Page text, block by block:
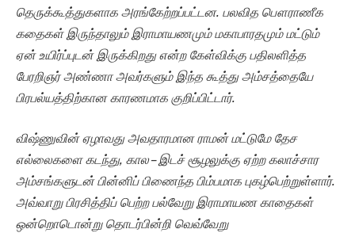
தெருக்கூத்துகளாக அரங்கேற்றப்பட்டன. பலவித பௌராணீக
கதைகள் இருந்தாலும் இராமாயணமும் மகாபாரதமும் மட்டும்
ஏன் உயிர்ப்புடன் இருக்கிறது என்ற கேள்விக்கு பதிலளித்த
பேரறிஞர் அண்ணா அவர்களும் இந்த கூத்து அம்சத்தையே
பிரபல்யத்திற்கான காரணமாக குறிப்பிட்டார்.
விஷ்ணுவின் ஏழாவது அவதாரமான ராமன் மட்டுமே தேச
எல்லைகளை கடந்து, கால – இடச் சூழலுக்கு ஏற்ற கலாச்சார
அம்சங்களுடன் பின்னிப் பிணைந்த பிம்பமாக புகழ்பெற்றுள்ளார்.
அவ்வாறு பிரசித்திப் பெற்ற பல்வேறு இராமாயண காதைகள்
ஒன்றொடொன்று தொடர்பின்றி வெவ்வேறு